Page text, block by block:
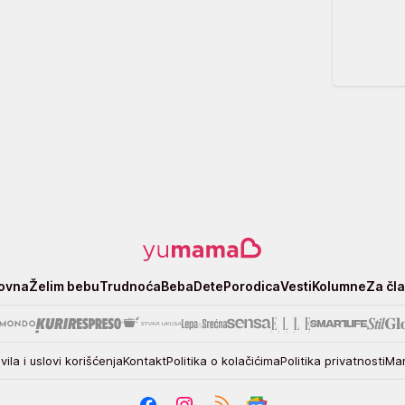
Želim bebuTrudnoćaBebaDetePorodicaVestiKolumneZa
i uslovi korišćenjaKontaktPolitika o kolačićimaPolitika privatnosti